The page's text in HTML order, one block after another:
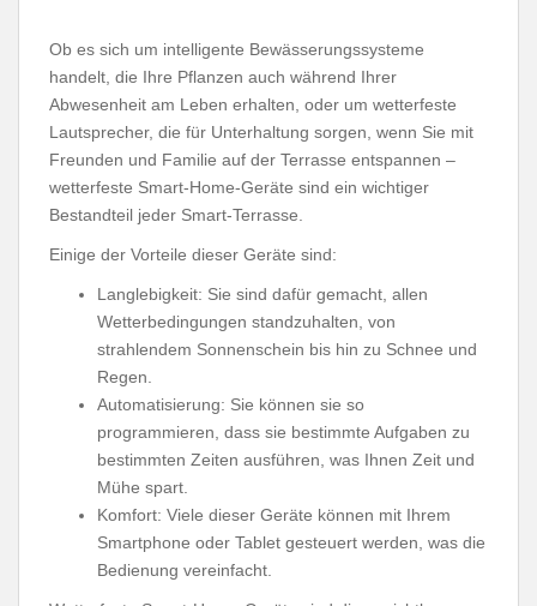
Ob es sich um intelligente Bewässerungssysteme
handelt, die Ihre Pflanzen auch während Ihrer
Abwesenheit am Leben erhalten, oder um wetterfeste
Lautsprecher, die für Unterhaltung sorgen, wenn Sie mit
Freunden und Familie auf der Terrasse entspannen –
wetterfeste Smart-Home-Geräte sind ein wichtiger
Bestandteil jeder Smart-Terrasse.
Einige der Vorteile dieser Geräte sind:
Langlebigkeit: Sie sind dafür gemacht, allen
Wetterbedingungen standzuhalten, von
strahlendem Sonnenschein bis hin zu Schnee und
Regen.
Automatisierung: Sie können sie so
programmieren, dass sie bestimmte Aufgaben zu
bestimmten Zeiten ausführen, was Ihnen Zeit und
Mühe spart.
Komfort: Viele dieser Geräte können mit Ihrem
Smartphone oder Tablet gesteuert werden, was die
Bedienung vereinfacht.